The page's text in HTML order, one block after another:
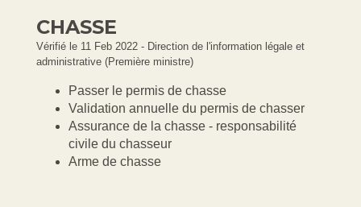
CHASSE
Vérifié le 11 Feb 2022 - Direction de l'information légale et
administrative (Première ministre)
Passer le permis de chasse
Validation annuelle du permis de chasser
Assurance de la chasse - responsabilité
civile du chasseur
Arme de chasse